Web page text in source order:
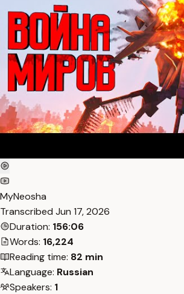
MyNeosha
Transcribed Jun 17, 2026
Duration: 156:06
Words: 16,224
Reading time: 82 min
Language: Russian
Speakers: 1